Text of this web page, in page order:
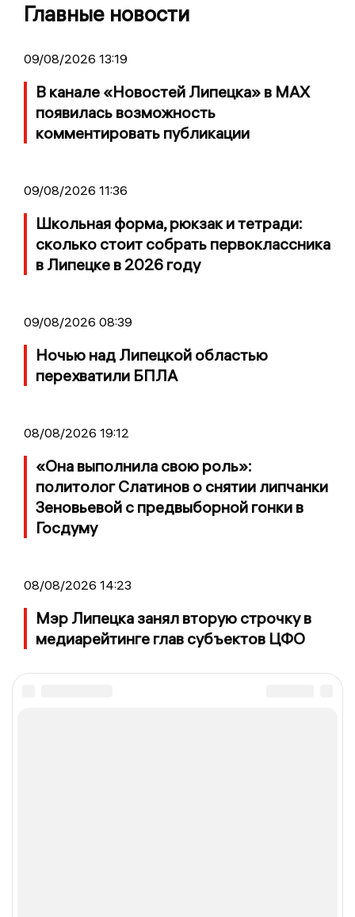
Главные новости
09/08/2026 13:19
В канале «Новостей Липецка» в MAX
появилась возможность
комментировать публикации
09/08/2026 11:36
Школьная форма, рюкзак и тетради:
сколько стоит собрать первоклассника
в Липецке в 2026 году
09/08/2026 08:39
Ночью над Липецкой областью
перехватили БПЛА
08/08/2026 19:12
«Она выполнила свою роль»:
политолог Слатинов о снятии липчанки
Зеновьевой с предвыборной гонки в
Госдуму
08/08/2026 14:23
Мэр Липецка занял вторую строчку в
медиарейтинге глав субъектов ЦФО